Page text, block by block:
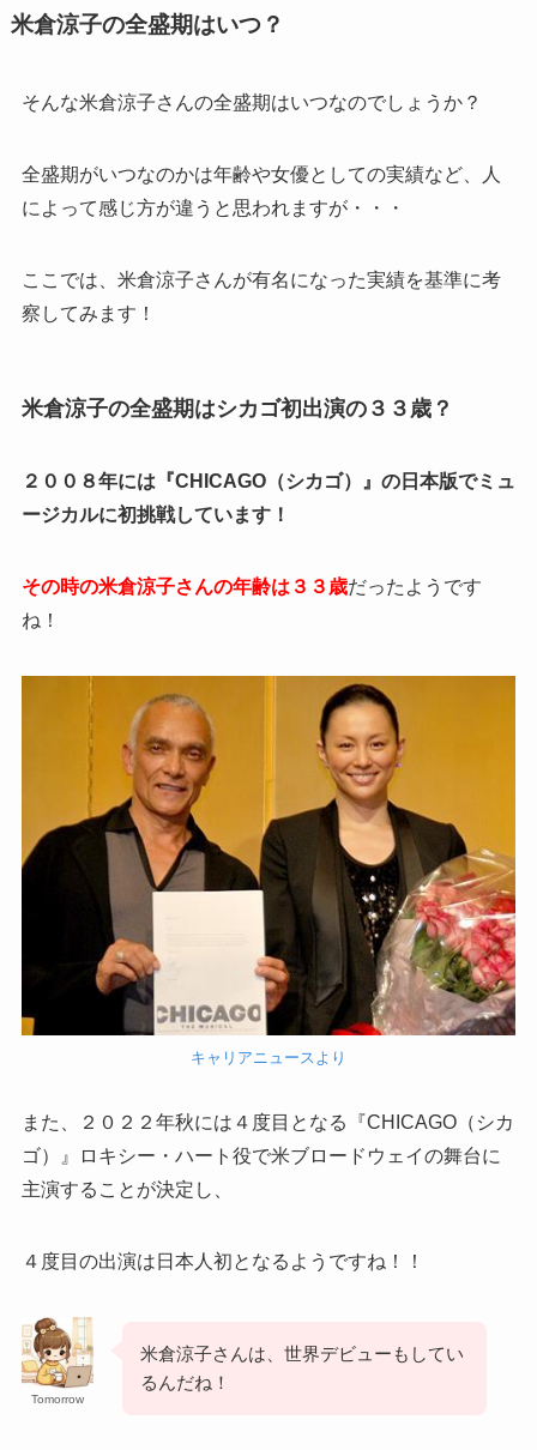
米倉涼子の全盛期はいつ？
そんな米倉涼子さんの全盛期はいつなのでしょうか？
全盛期がいつなのかは年齢や女優としての実績など、人
によって感じ方が違うと思われますが・・・
ここでは、米倉涼子さんが有名になった実績を基準に考
察してみます！
米倉涼子の全盛期はシカゴ初出演の３３歳？
２００８年には『CHICAGO（シカゴ）』の日本版でミュ
ージカルに初挑戦しています！
その時の米倉涼子さんの年齢は３３歳だったようです
ね！
キャリアニュースより
また、２０２２年秋には４度目となる『CHICAGO（シカ
ゴ）』ロキシー・ハート役で米ブロードウェイの舞台に
主演することが決定し、
４度目の出演は日本人初となるようですね！！
Tomorrow
米倉涼子さんは、世界デビューもしてい
るんだね！